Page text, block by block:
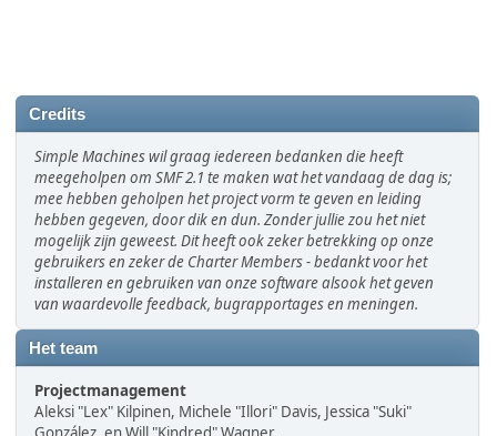
Credits
Simple Machines wil graag iedereen bedanken die heeft
meegeholpen om SMF 2.1 te maken wat het vandaag de dag is;
mee hebben geholpen het project vorm te geven en leiding
hebben gegeven, door dik en dun. Zonder jullie zou het niet
mogelijk zijn geweest. Dit heeft ook zeker betrekking op onze
gebruikers en zeker de Charter Members - bedankt voor het
installeren en gebruiken van onze software alsook het geven
van waardevolle feedback, bugrapportages en meningen.
Het team
Projectmanagement
Aleksi "Lex" Kilpinen, Michele "Illori" Davis, Jessica "Suki"